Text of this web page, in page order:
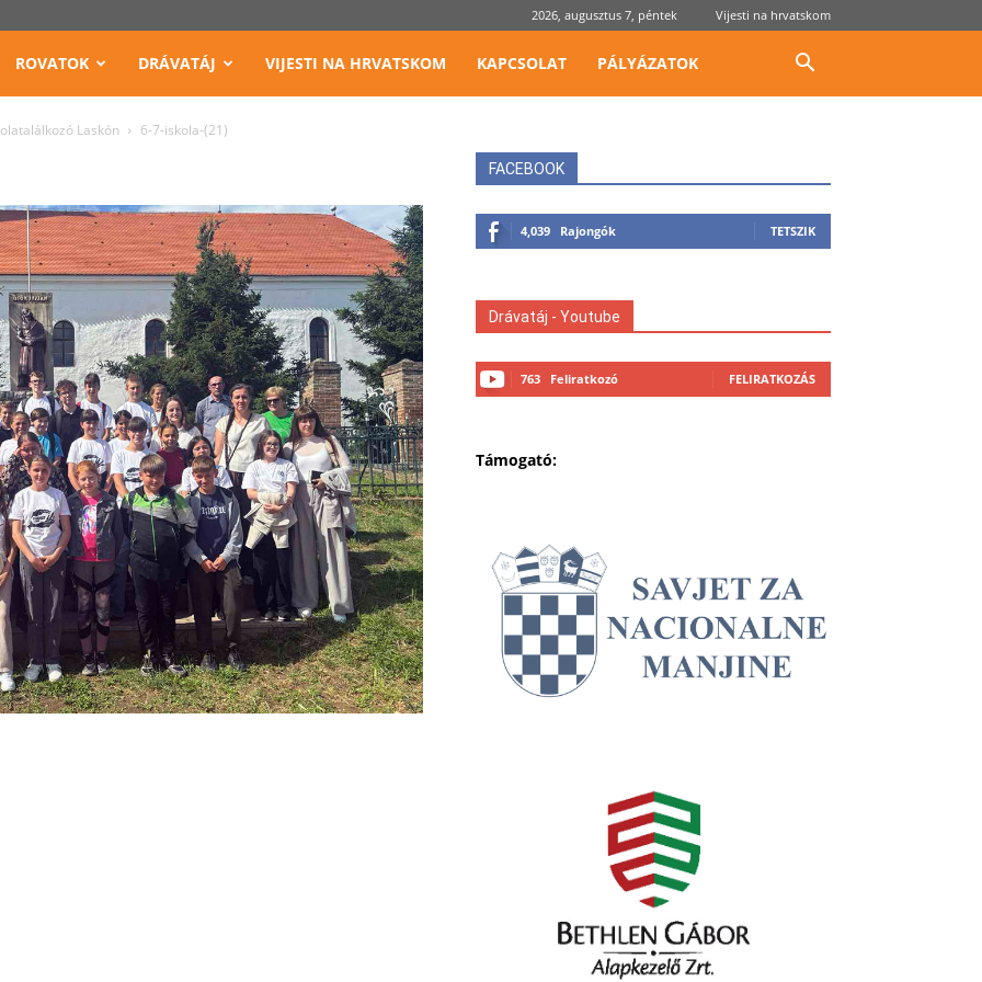
2026, augusztus 7, péntek Vijesti na hrvatskom
ROVATOK DRÁVATÁJ VIJESTI NA HRVATSKOM KAPCSOLAT PÁLYÁZATOK
Laskón 6-7-iskola-(21)
FACEBOOK
4,039 Rajongók TETSZIK
Drávatáj - Youtube
763 Feliratkozó FELIRATKOZÁS
Támogató: